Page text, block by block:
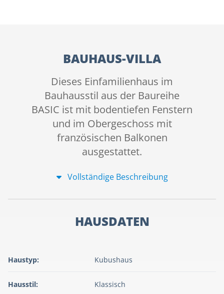
BAUHAUS-VILLA
Dieses Einfamilienhaus im
Bauhausstil aus der Baureihe
BASIC ist mit bodentiefen Fenstern
und im Obergeschoss mit
französischen Balkonen
ausgestattet.
Vollständige Beschreibung
HAUSDATEN
Haustyp: Kubushaus
Hausstil: Klassisch